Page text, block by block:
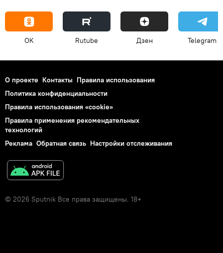
OK Rutube Дзен Telegram
О проекте Контакты Правила использования
Политика конфиденциальности
Правила использования «cookie»
Правила применения рекомендательных
технологий
Реклама Обратная связь Настройки отслеживания
© 2026 Sputnik Все права защищены. 18+